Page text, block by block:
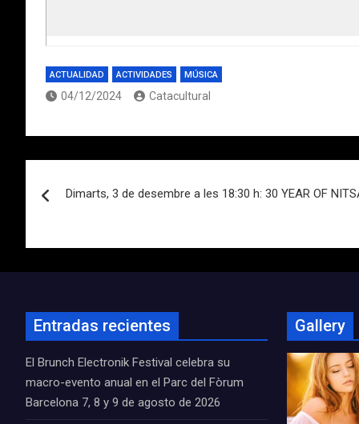
ACTUALIDAD ACTIVIDADES MÚSICA
04/12/2024 Catacultural
de
entradas
Dimarts, 3 de desembre a les 18:30 h: 30 YEAR OF
Entradas recientes
El Brunch Electronik Festival celebra su
macro-evento anual en el Parc del Fòrum
Barcelona 7, 8 y 9 de agosto de 2026
Gallery